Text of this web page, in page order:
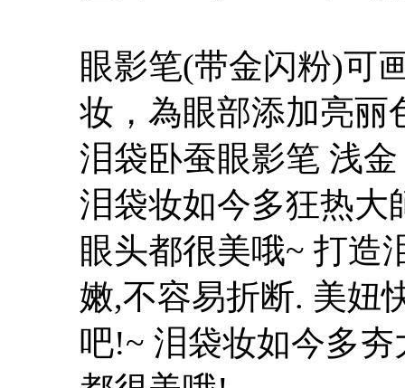
眼影笔(带金闪粉)可
妆，為眼部添加亮丽
泪袋卧蚕眼影笔 浅
泪袋妆如今多狂热大
眼头都很美哦~ 打造
嫩,不容易折断. 美妞
吧!~ 泪袋妆如今多